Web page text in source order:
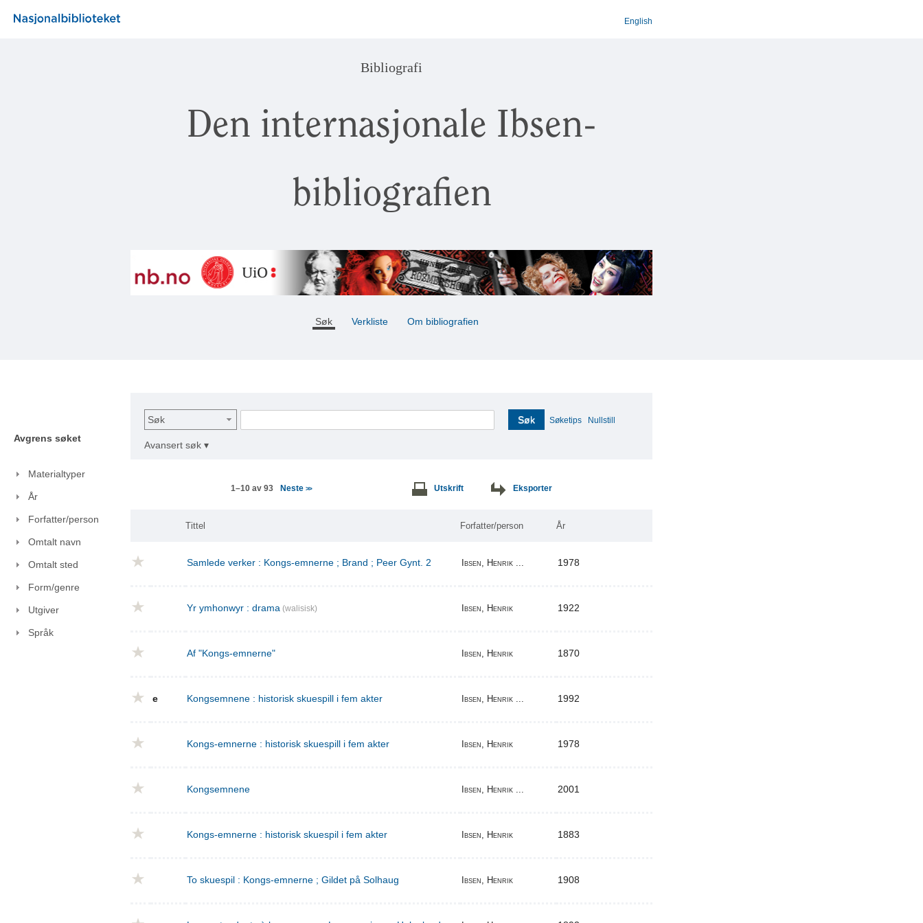
English
Bibliografi
Den internasjonale Ibsen-
bibliografien
Søk Verkliste Om bibliografien
Avgrens søket
Materialtyper
År
Forfatter/person
Omtalt navn
Omtalt sted
Form/genre
Utgiver
Språk
Søk Søk Søketips Nullstill
Avansert søk ▾
1–10 av 93 Neste>> Utskrift Eksporter
Tittel Forfatter/person År
Samlede verker : Kongs-emnerne ; Brand ; Peer Gynt. 2 Ibsen, Henrik ... 1978
Yr ymhonwyr : drama (walisisk) Ibsen, Henrik 1922
Af "Kongs-emnerne" Ibsen, Henrik 1870
e Kongsemnene : historisk skuespill i fem akter Ibsen, Henrik ... 1992
Kongs-emnerne : historisk skuespill i fem akter Ibsen, Henrik 1978
Kongsemnene Ibsen, Henrik ... 2001
Kongs-emnerne : historisk skuespil i fem akter Ibsen, Henrik 1883
To skuespil : Kongs-emnerne ; Gildet på Solhaug Ibsen, Henrik 1908